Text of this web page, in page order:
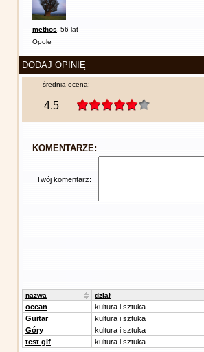
methos 56 lat
Opole
DODAJ OPINIĘ
średnia ocena:
4.5
KOMENTARZE:
Twój komentarz:
nazwa dział
ocean kultura i sztuka
Guitar
kultura i sztuka
Góry
kultura i sztuka
test gif
kultura i sztuka